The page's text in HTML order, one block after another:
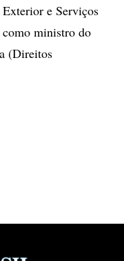
e Serviços
ministro do
(Direitos